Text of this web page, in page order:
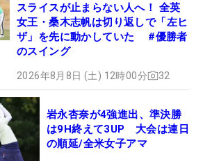
スライスが止まらない人へ！ 全英
女王・桑木志帆は切り返しで「左ヒ
ザ」を先に動かしていた #優勝者
のスイング
2026年8月8日 (土) 12時00分 32
岩永杏奈が4強進出、準決勝
は9H終えて3UP 大会は連日
の順延/全米女子アマ